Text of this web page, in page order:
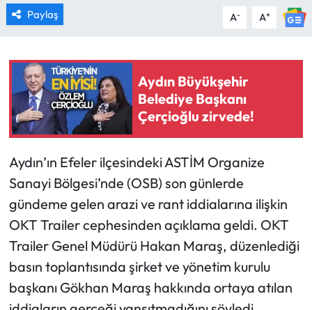
Paylaş A- A+
Aydın Büyükşehir
Belediye Başkanı
Çerçioğlu zirvede!
Aydın’ın Efeler ilçesindeki ASTİM Organize
Sanayi Bölgesi’nde (OSB) son günlerde
gündeme gelen arazi ve rant iddialarına ilişkin
OKT Trailer cephesinden açıklama geldi. OKT
Trailer Genel Müdürü Hakan Maraş, düzenlediği
basın toplantısında şirket ve yönetim kurulu
başkanı Gökhan Maraş hakkında ortaya atılan